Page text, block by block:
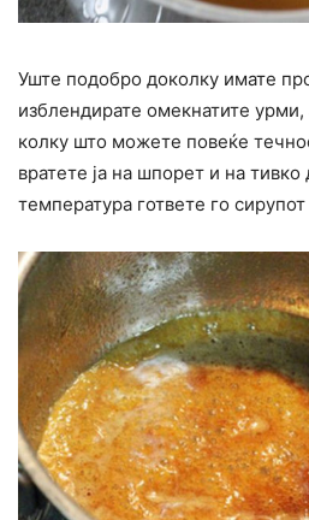
Уште подобро доколку имате
изблендирате омекнатите
колку што можете повеќе
вратете ја на шпорет и на
температура гответе го